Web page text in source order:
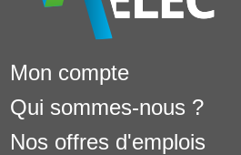
Mon compte
Qui sommes-nous ?
Nos offres d'emplois